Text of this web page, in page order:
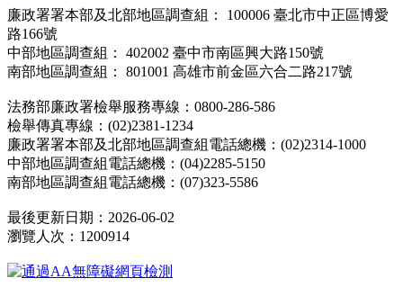
廉政署署本部及北部地區調查組： 100006 臺北市中正區博愛
路166號
中部地區調查組： 402002 臺中市南區興大路150號
南部地區調查組： 801001 高雄市前金區六合二路217號
法務部廉政署檢舉服務專線：0800-286-586
檢舉傳真專線：(02)2381-1234
廉政署署本部及北部地區調查組電話總機：(02)2314-1000
中部地區調查組電話總機：(04)2285-5150
南部地區調查組電話總機：(07)323-5586
最後更新日期：2026-06-02
瀏覽人次：1200914